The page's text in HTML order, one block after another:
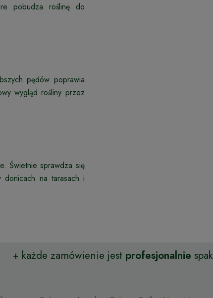
pobudza roślinę do
pędów poprawia
wygląd rośliny przez
Świetnie sprawdza się
na tarasach i
+ każde zamówienie jest profesjonalnie